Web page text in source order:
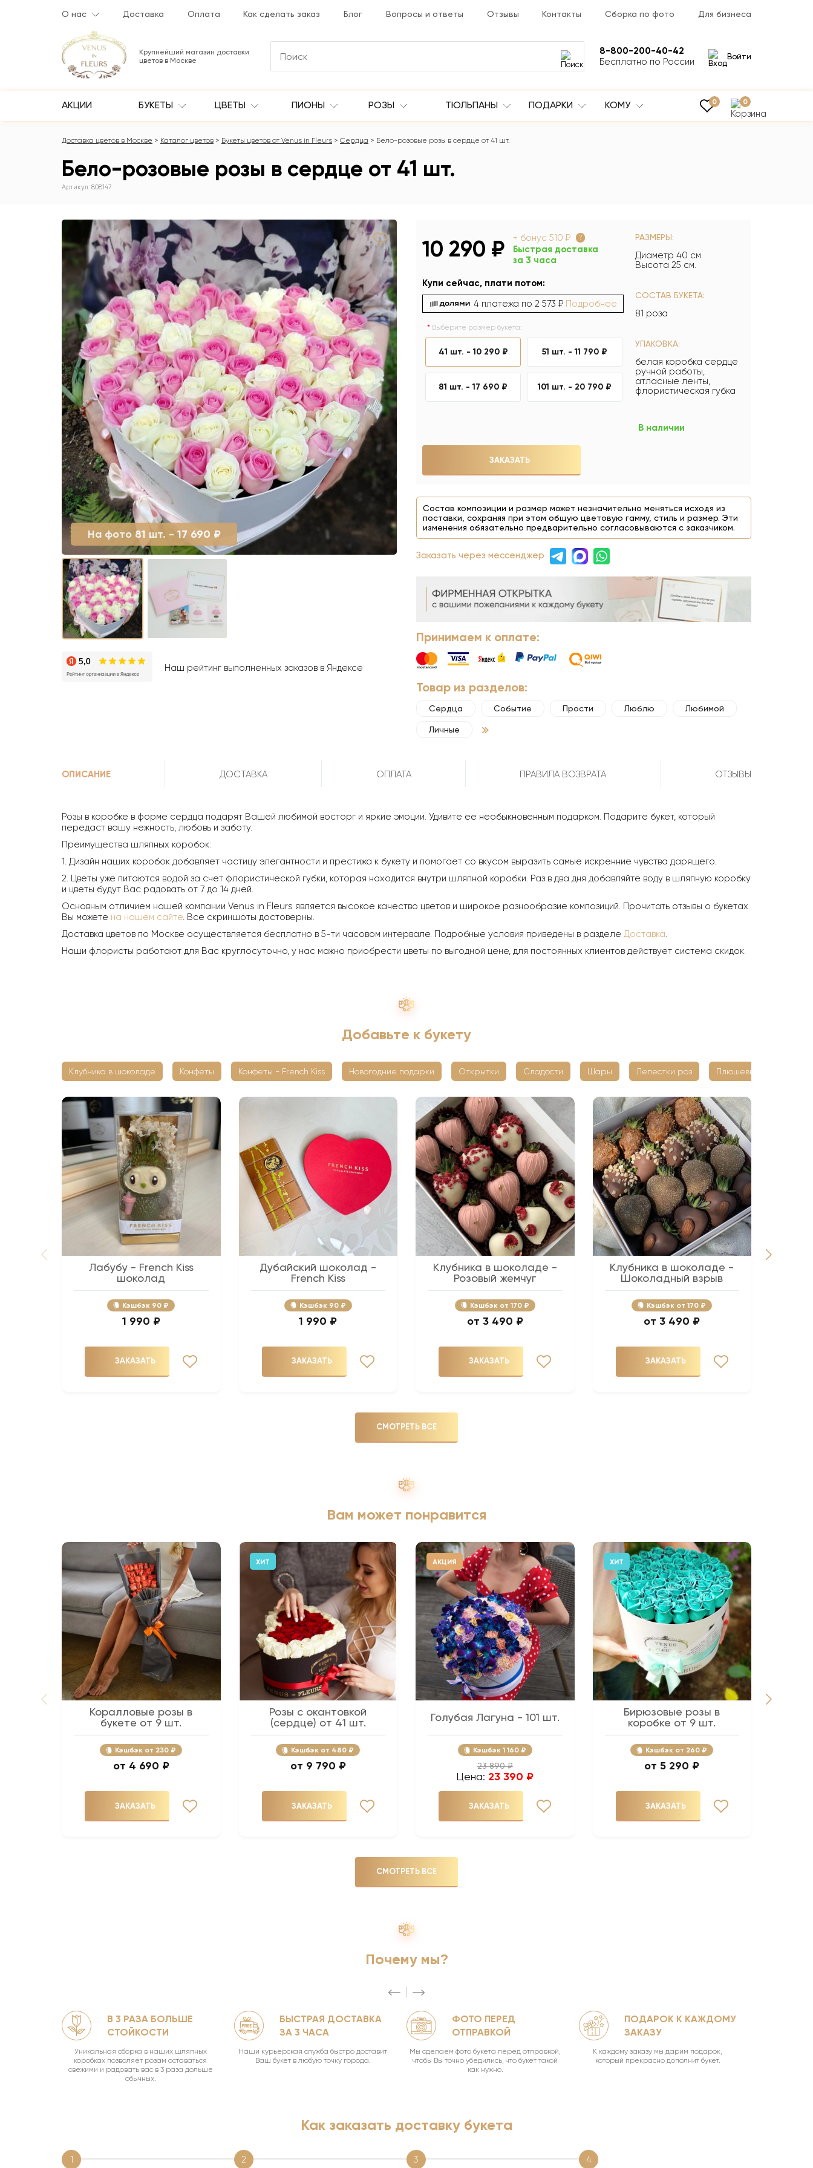
О нас Доставка Оплата Как сделать заказ Блог Вопросы и ответы Отзывы Контакты Сборка по фото Для бизнеса
Крупнейший магазин доставки
цветов в Москве
8-800-200-40-42
Бесплатно по России
Войти
АКЦИИ БУКЕТЫ ЦВЕТЫ ПИОНЫ РОЗЫ ТЮЛЬПАНЫ ПОДАРКИ КОМУ 0 0
Доставка цветов в Москве Каталог цветов Букеты цветов от Venus in Fleurs Сердца Бело-розовые розы в сердце от 41 шт.
Бело-розовые розы в сердце от 41 шт.
Артикул: 808147
На фото 81 шт. - 17 690 ₽
Наш рейтинг выполненных заказов в Яндексе
10 290 ₽ + бонус 510 ₽ ?
Быстрая доставка
за 3 часа
Купи сейчас, плати потом:
4 платежа по 2 573 ₽ Подробнее
Выберите размер букета:
41 шт. -10 290 ₽ 51 шт. -11 790 ₽
81 шт. -17 690 ₽ 101 шт. - 20 790 ₽
РАЗМЕРЫ:
Диаметр 40 см.
Высота 25 см.
СОСТАВ БУКЕТА:
81 роза
УПАКОВКА:
белая коробка сердце
ручной работы,
атласные ленты,
флористическая губка
В наличии
ЗАКАЗАТЬ
Состав композиции и размер может незначительно меняться исходя из
поставки, сохраняя при этом общую цветовую гамму, стиль и размер. Эти
изменения обязательно предварительно согласовываются с заказчиком.
Заказать через мессенджер
Принимаем к оплате:
Товар из разделов:
Сердца Событие Прости Люблю Любимой
Личные
ОПИСАНИЕ ДОСТАВКА ОПЛАТА ПРАВИЛА ВОЗВРАТА ОТЗЫВЫ
Розы в коробке в форме сердца подарят Вашей любимой восторг и яркие эмоции. Удивите ее необыкновенным подарком. Подарите букет, который
передаст вашу нежность, любовь и заботу.
Преимущества шляпных коробок:
1. Дизайн наших коробок добавляет частицу элегантности и престижа к букету и помогает со вкусом выразить самые искренние чувства дарящего.
2. Цветы уже питаются водой за счет флористической губки, которая находится внутри шляпной коробки. Раз в два дня добавляйте воду в шляпную коробку
и цветы будут Вас радовать от 7 до 14 дней.
Основным отличием нашей компании Venus in Fleurs является высокое качество цветов и широкое разнообразие композиций. Прочитать отзывы о букетах
Вы можете на нашем сайте. Все скриншоты достоверны.
Доставка цветов по Москве осуществляется бесплатно в 5-ти часовом интервале. Подробные условия приведены в разделе Доставка.
Наши флористы работают для Вас круглосуточно, у нас можно приобрести цветы по выгодной цене, для постоянных клиентов действует система скидок.
Добавьте к букету
Клубника в шоколаде Конфеты Конфеты - French Kiss Новогодние подарки Открытки Сладости Шары Лепестки роз Плюшевые мишки
Лабубу - French Kiss
шоколад
Кэшбэк 90 ₽
1 990 ₽
ЗАКАЗАТЬ
Дубайский шоколад -
French Kiss
Кэшбэк 90 ₽
1 990 ₽
ЗАКАЗАТЬ
Клубника в шоколаде -
Розовый жемчуг
Кэшбэк 170 ₽
3 490 ₽
ЗАКАЗАТЬ
Клубника в шоколаде -
Шоколадный взрыв
Кэшбэк 170 ₽
3 490 ₽
ЗАКАЗАТЬ
СМОТРЕТЬ ВСЕ
Вам может понравится
Коралловые розы в
букете от 9 шт.
Кэшбэк 230 ₽
4 690 ₽
ЗАКАЗАТЬ
ХИТ
Розы с окантовкой
(сердце) от 41 шт.
Кэшбэк 480 ₽
9 790 ₽
ЗАКАЗАТЬ
АКЦИЯ
Голубая Лагуна - 101 шт.
Кэшбэк 1 160 ₽
23 890 ₽
Цена: 23 390 ₽
ЗАКАЗАТЬ
ХИТ
Бирюзовые розы в
коробке от 9 шт.
Кэшбэк 260 ₽
5 290 ₽
ЗАКАЗАТЬ
СМОТРЕТЬ ВСЕ
Почему мы?
В 3 РАЗА БОЛЬШЕ
СТОЙКОСТИ
Уникальная сборка в наших шляпных
коробках позволяет розам оставаться
свежими и радовать вас в 3 раза дольше
обычных.
БЫСТРАЯ ДОСТАВКА
ЗА 3 ЧАСА
Наши курьерская служба быстро доставит
Ваш букет в любую точку города.
ФОТО ПЕРЕД
ОТПРАВКОЙ
Мы сделаем фото букета перед отправкой,
чтобы Вы точно убедились, что букет такой
как нужно.
ПОДАРОК К КАЖДОМУ
ЗАКАЗУ
К каждому заказу мы дарим подарок,
который прекрасно дополнит букет.
Как заказать доставку букета
1 2 3 4